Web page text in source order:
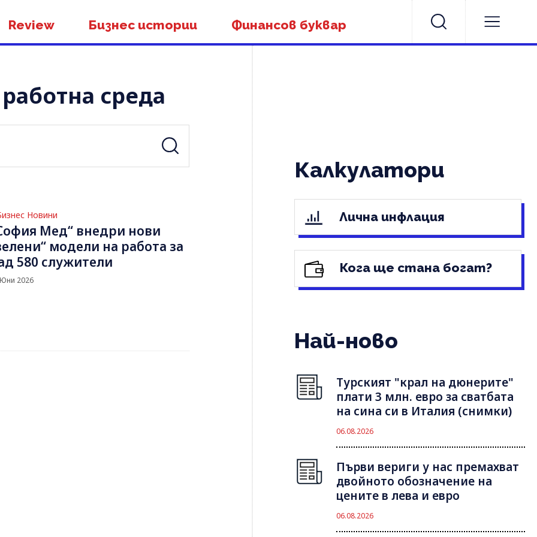
Review Бизнес истории Финансов буквар
среда
Новини
Мед“ внедри нови
модели на работа за
580 служители
2026
Калкулатори
Лична инфлация
Кога ще стана богат?
Най-ново
Турският "крал на дюнерите"
плати 3 млн. евро за сватбата
на сина си в Италия (снимки)
06.08.2026
Първи вериги у нас премахват
двойното обозначение на
цените в лева и евро
06.08.2026